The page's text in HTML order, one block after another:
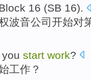
16 (SB 16).
波音公司 开始对
start work?
工作 ？